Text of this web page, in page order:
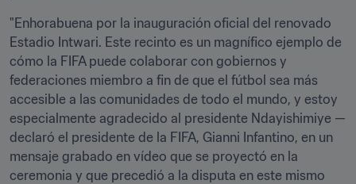
"Enhorabuena por la inauguración oficial del renovado
Estadio Intwari. Este recinto es un magnífico ejemplo de
cómo la FIFA puede colaborar con gobiernos y
federaciones miembro a fin de que el fútbol sea más
accesible a las comunidades de todo el mundo, y estoy
especialmente agradecido al presidente Ndayishimiye —
declaró el presidente de la FIFA, Gianni Infantino, en un
mensaje grabado en vídeo que se proyectó en la
ceremonia y que precedió a la disputa en este mismo